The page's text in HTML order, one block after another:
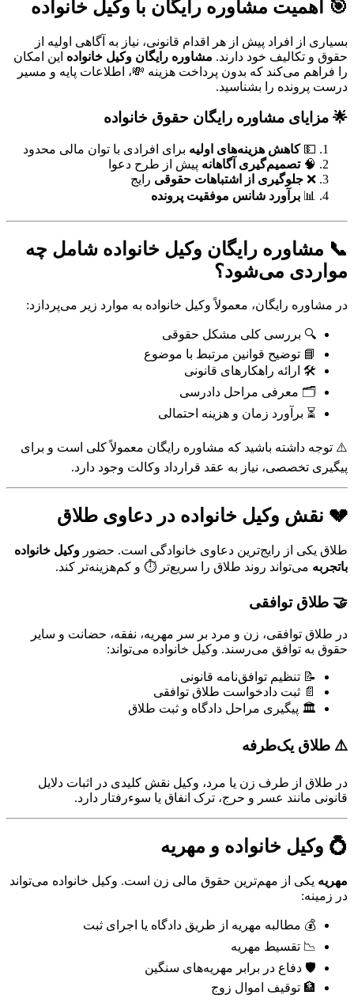
🎯 اهمیت مشاوره رایگان با وکیل خانواده
بسیاری از افراد پیش از هر اقدام قانونی، نیاز به آگاهی اولیه از
حقوق و تکالیف خود دارند. مشاوره رایگان وکیل خانواده این امکان
را فراهم می‌کند که بدون پرداخت هزینه 💸، اطلاعات پایه و مسیر
درست پرونده را بشناسید.
🌟 مزایای مشاوره رایگان حقوق خانواده
💵کاهش هزینه‌های اولیه برای افرادی با توان مالی محدود
🧠تصمیم‌گیری آگاهانه پیش از طرح دعوا
❌ جلوگیری از اشتباهات حقوقی رایج
📊 برآورد شانس موفقیت پرونده
📞 مشاوره رایگان وکیل خانواده شامل چه
مواردی می‌شود؟
در مشاوره رایگان، معمولاً وکیل خانواده به موارد زیر می‌پردازد:
🔍 بررسی کلی مشکل حقوقی
📘 توضیح قوانین مرتبط با موضوع
🛠️ ارائه راهکارهای قانونی
🗂️ معرفی مراحل دادرسی
⏳ برآورد زمان و هزینه احتمالی
⚠️ توجه داشته باشید که مشاوره رایگان معمولاً کلی است و برای
پیگیری تخصصی، نیاز به عقد قرارداد وکالت وجود دارد.
💔 نقش وکیل خانواده در دعاوی طلاق
طلاق یکی از رایج‌ترین دعاوی خانوادگی است. حضور وکیل خانواده
باتجربه می‌تواند روند طلاق را سریع‌تر ⏱️ و کم‌هزینه‌تر کند.
🤝 طلاق توافقی
در طلاق توافقی، زن و مرد بر سر مهریه، نفقه، حضانت و سایر
حقوق به توافق می‌رسند. وکیل خانواده می‌تواند:
📝 تنظیم توافق‌نامه قانونی
📄 ثبت دادخواست طلاق توافقی
🏛️ پیگیری مراحل دادگاه و ثبت طلاق
⚠️ طلاق یک‌طرفه
در طلاق از طرف زن یا مرد، وکیل نقش کلیدی در اثبات دلایل
قانونی مانند عسر و حرج، ترک انفاق یا سوءرفتار دارد.
💍 وکیل خانواده و مهریه
مهریه یکی از مهم‌ترین حقوق مالی زن است. وکیل خانواده می‌تواند
در زمینه:
💰 مطالبه مهریه از طریق دادگاه یا اجرای ثبت
📉 تقسیط مهریه
🛡️ دفاع در برابر مهریه‌های سنگین
🏦 توقیف اموال زوج